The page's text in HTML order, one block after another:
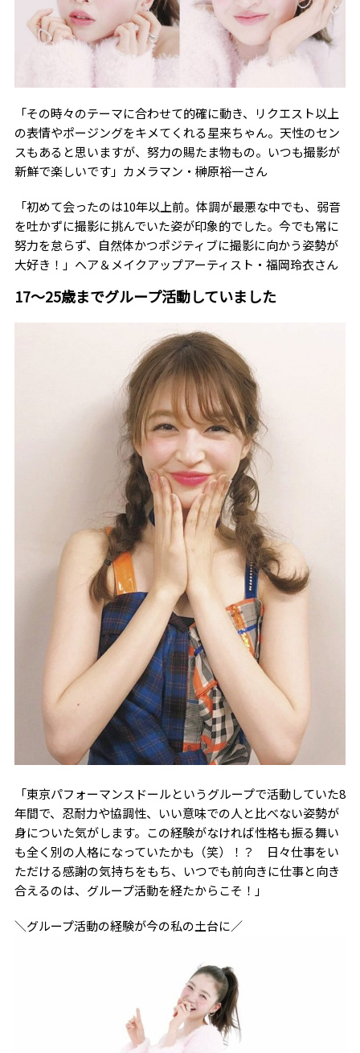
「その時々のテーマに合わせて的確に動き、リクエスト以上
の表情やポージングをキメてくれる星来ちゃん。天性のセン
スもあると思いますが、努力の賜たま物もの。いつも撮影が
新鮮で楽しいです」カメラマン・榊原裕一さん
「初めて会ったのは10年以上前。体調が最悪な中でも、弱音
を吐かずに撮影に挑んでいた姿が印象的でした。今でも常に
努力を怠らず、自然体かつポジティブに撮影に向かう姿勢が
大好き！」ヘア＆メイクアップアーティスト・福岡玲衣さん
17～25歳までグループ活動していました
「東京パフォーマンスドールというグループで活動していた8
年間で、忍耐力や協調性、いい意味での人と比べない姿勢が
身についた気がします。この経験がなければ性格も振る舞い
も全く別の人格になっていたかも（笑）！？ 日々仕事をい
ただける感謝の気持ちをもち、いつでも前向きに仕事と向き
合えるのは、グループ活動を経たからこそ！」
＼グループ活動の経験が今の私の土台に／